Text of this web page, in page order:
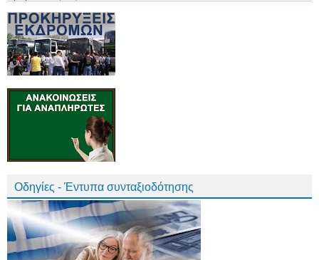
Οδηγίες - Έντυπα συνταξιοδότησης